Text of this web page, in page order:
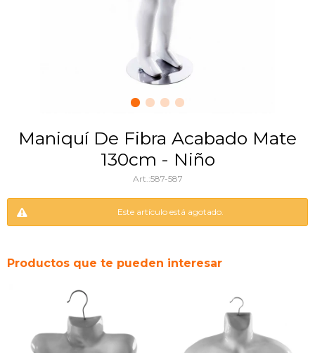
Maniquí De Fibra Acabado Mate
130cm - Niño
587-587
Este artículo está agotado.
Productos que te pueden interesar